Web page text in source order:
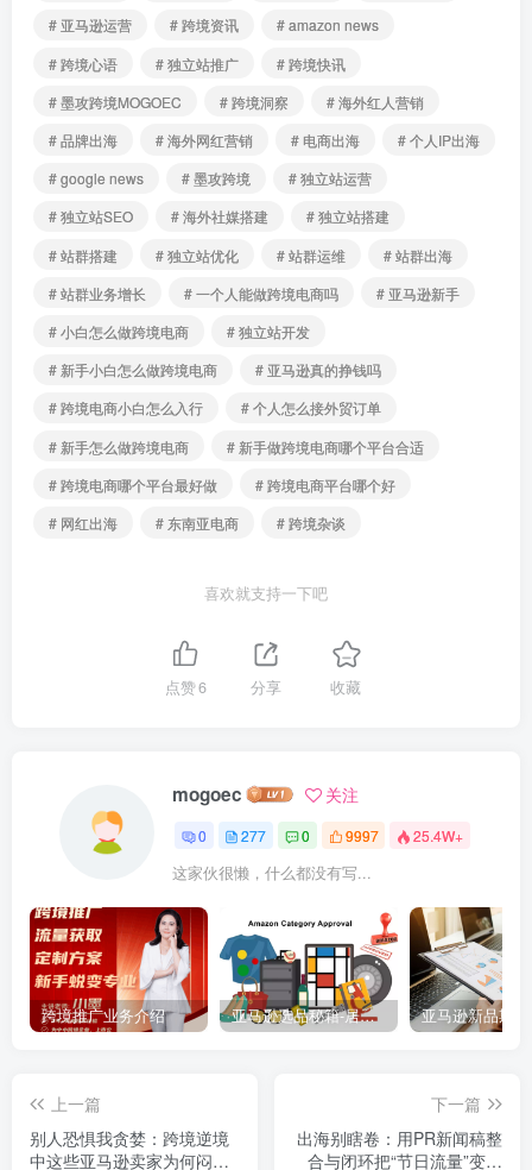
# 亚马逊运营
# 跨境资讯
# amazon news
# 跨境心语
# 独立站推广
# 跨境快讯
# 墨攻跨境MOGOEC
# 跨境洞察
# 海外红人营销
# 品牌出海
# 海外网红营销 # 电商出海
# 个人IP出海
# google news
# 墨攻跨境
# 独立站运营
# 独立站SEO
# 海外社媒搭建
# 独立站搭建
# 站群搭建
# 独立站优化 # 站群运维
# 站群出海
# 站群业务增长
# 一个人能做跨境电商吗
# 亚马逊新手
# 小白怎么做跨境电商
# 独立站开发
# 新手小白怎么做跨境电商
# 亚马逊真的挣钱吗
# 跨境电商小白怎么入行
# 个人怎么接外贸订单
# 新手怎么做跨境电商
# 新手做跨境电商哪个平台合适
# 跨境电商哪个平台最好做
# 跨境电商平台哪个好
# 网红出海
# 东南亚电商 # 跨境杂谈
喜欢就支持一下吧
点赞6 分享 收藏
mogoec 关注
0 277 0 9997 25.4W+
这家伙很懒，什么都没有写...
跨境推广业务介绍 亚马逊选品秘籍-居中店铺掘金术：精铺卖家月入$10000的选品方案（附数据拆解）
上一篇
别人恐惧我贪婪：跨境逆境
中这些亚马逊卖家为何闷声
下一篇
出海别瞎卷：用PR新闻稿整
合与闭环把“节日流量”变成